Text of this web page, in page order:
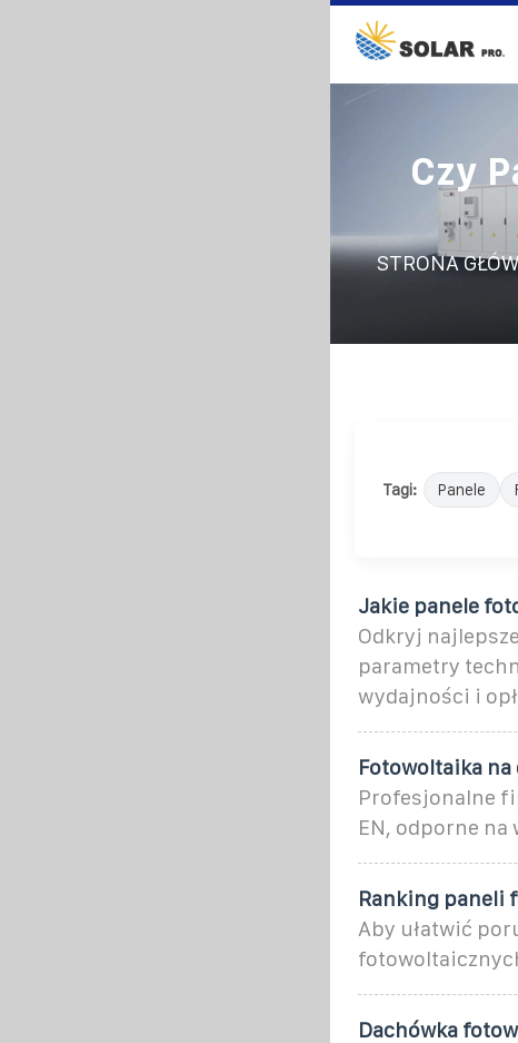
Czy
STRONA
Tagi: Panele
Jakie panele
Odkryj
parametry
wydajności i
Fotowoltaika na
Profesjonalne
EN, odporne na
Ranking paneli
Aby ułatwić
Dachówka